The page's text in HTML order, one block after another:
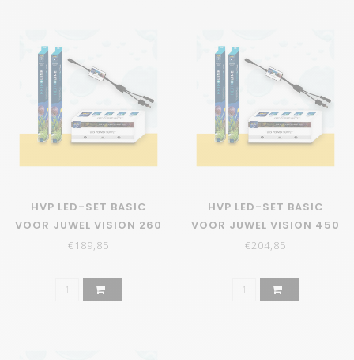
HVP LED-SET BASIC
VOOR JUWEL VISION 260
€189,85
HVP LED-SET BASIC
VOOR JUWEL VISION 450
€204,85